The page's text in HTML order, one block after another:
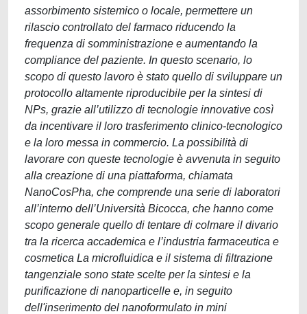
assorbimento sistemico o locale, permettere un
rilascio controllato del farmaco riducendo la
frequenza di somministrazione e aumentando la
compliance del paziente. In questo scenario, lo
scopo di questo lavoro è stato quello di sviluppare un
protocollo altamente riproducibile per la sintesi di
NPs, grazie all’utilizzo di tecnologie innovative così
da incentivare il loro trasferimento clinico-tecnologico
e la loro messa in commercio. La possibilità di
lavorare con queste tecnologie è avvenuta in seguito
alla creazione di una piattaforma, chiamata
NanoCosPha, che comprende una serie di laboratori
all’interno dell’Università Bicocca, che hanno come
scopo generale quello di tentare di colmare il divario
tra la ricerca accademica e l’industria farmaceutica e
cosmetica La microfluidica e il sistema di filtrazione
tangenziale sono state scelte per la sintesi e la
purificazione di nanoparticelle e, in seguito
dell'inserimento del nanoformulato in mini